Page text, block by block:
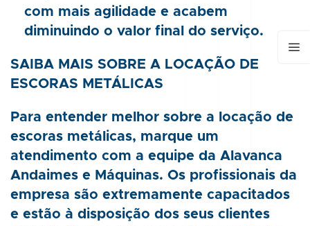
com mais agilidade e acabem
diminuindo o valor final do serviço.
SAIBA MAIS SOBRE A LOCAÇÃO DE
ESCORAS METÁLICAS
Para entender melhor sobre a locação de
escoras metálicas, marque um
atendimento com a equipe da Alavanca
Andaimes e Máquinas. Os profissionais da
empresa são extremamente capacitados
e estão à disposição dos seus clientes